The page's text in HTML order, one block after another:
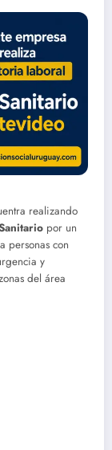
realizando
por un
personas con
y
del área